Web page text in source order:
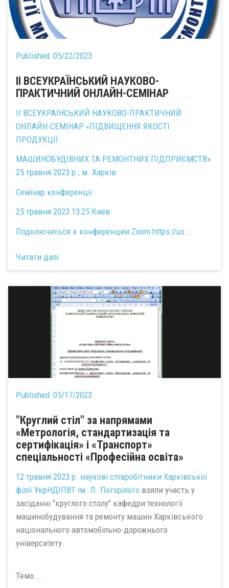
Published: 05/22/2023
ІІ ВСЕУКРАЇНСЬКИЙ НАУКОВО-
ПРАКТИЧНИЙ ОНЛАЙН-СЕМІНАР
ІІ ВСЕУКРАЇНСЬКИЙ НАУКОВО-ПРАКТИЧНИЙ
ОНЛАЙН-СЕМІНАР «ПІДВИЩЕННЯ ЯКОСТІ
ПРОДУКЦІЇ
МАШИНОБУДІВНИХ ТА РЕМОНТНИХ ПІДПРИЄМСТВ»
25 травня 2023 р., м. Харків
Семінар конференції
25 травня 2023 13:25 Киев
Подключиться к конференции Zoom https://us...
Читати далі
Published: 05/17/2023
"Круглий стіл" за напрямами
«Метрологія, стандартизація та
сертифікація» і «Транспорт»
спеціальності «Професійна освіта»
12 травня 2023 р. наукові співробітники Харківської
філії УкрНДІПВТ ім. Л. Погорілого взяли участь у
засіданні "круглого столу" кафедри технології
машинобудування та ремонту машин Харківського
національного автомобільно-дорожнього
університету.
Темо...